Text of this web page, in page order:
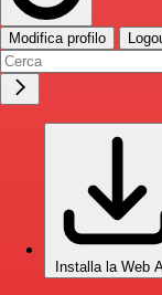
Modifica profilo
Installa la Web